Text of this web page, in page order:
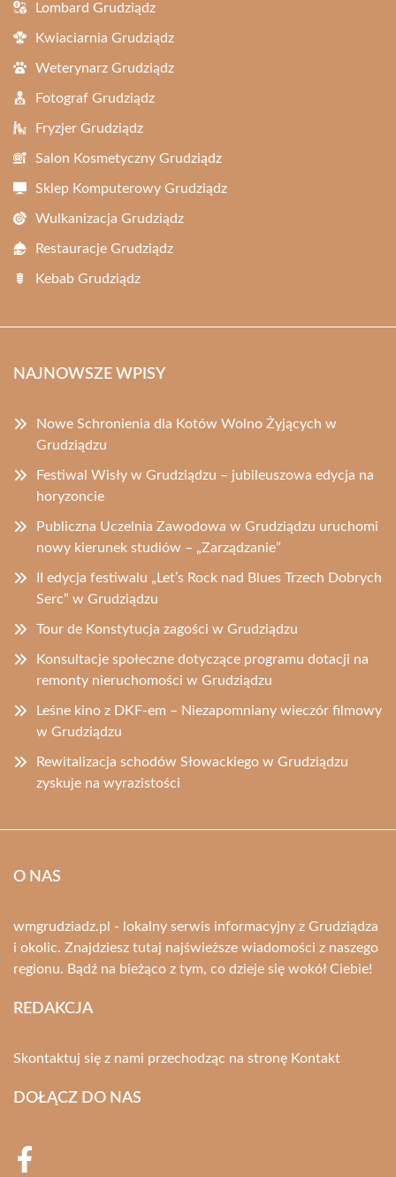
Lombard Grudziądz
Kwiaciarnia Grudziądz
Weterynarz Grudziądz
Fotograf Grudziądz
Fryzjer Grudziądz
Salon Kosmetyczny Grudziądz
Sklep Komputerowy Grudziądz
Wulkanizacja Grudziądz
Restauracje Grudziądz
Kebab Grudziądz
NAJNOWSZE WPISY
Nowe Schronienia dla Kotów Wolno Żyjących w
Grudziądzu
Festiwal Wisły w Grudziądzu – jubileuszowa edycja na
horyzoncie
Publiczna Uczelnia Zawodowa w Grudziądzu uruchomi
nowy kierunek studiów – „Zarządzanie”
II edycja festiwalu „Let’s Rock nad Blues Trzech Dobrych
Serc” w Grudziądzu
Tour de Konstytucja zagości w Grudziądzu
Konsultacje społeczne dotyczące programu dotacji na
remonty nieruchomości w Grudziądzu
Leśne kino z DKF-em – Niezapomniany wieczór filmowy
w Grudziądzu
Rewitalizacja schodów Słowackiego w Grudziądzu
zyskuje na wyrazistości
O NAS
wmgrudziadz.pl - lokalny serwis informacyjny z Grudziądza
i okolic. Znajdziesz tutaj najświeższe wiadomości z naszego
regionu. Bądź na bieżąco z tym, co dzieje się wokół Ciebie!
REDAKCJA
Skontaktuj się z nami przechodząc na stronę Kontakt
DOŁĄCZ DO NAS